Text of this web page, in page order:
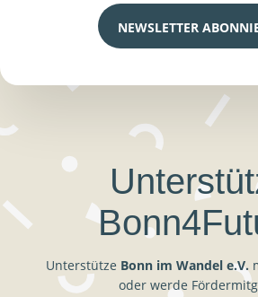
NEWSLETTER
Unterstütze Bonn im Wandel e.V.
oder werde